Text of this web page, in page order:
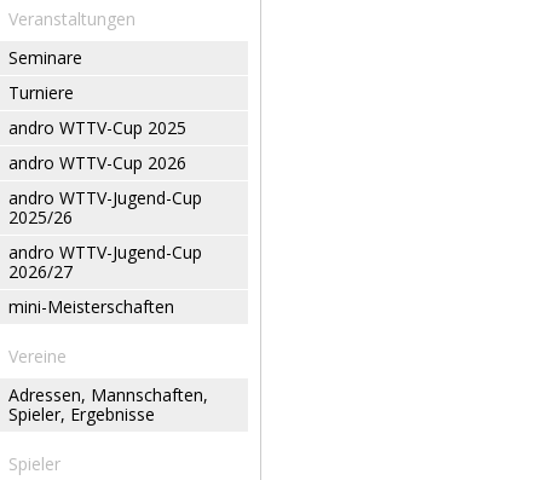
Veranstaltungen
Seminare
Turniere
andro WTTV-Cup 2025
andro WTTV-Cup 2026
andro WTTV-Jugend-Cup
2025/26
andro WTTV-Jugend-Cup
2026/27
mini-Meisterschaften
Vereine
Adressen, Mannschaften,
Spieler, Ergebnisse
Spieler